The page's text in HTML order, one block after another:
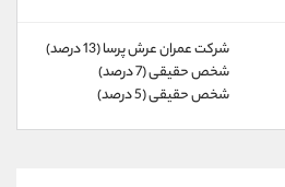
شركت عمران عرش پرسا (13 درصد)
شخص حقیقی (7 درصد)
شخص حقیقی (5 درصد)